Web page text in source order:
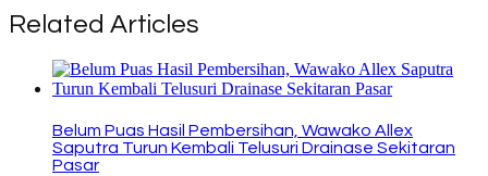
Related Articles
Belum Puas Hasil Pembersihan, Wawako Allex
Saputra Turun Kembali Telusuri Drainase Sekitaran
Pasar